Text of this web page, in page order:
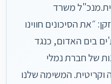
משרד
״את הסיכונים חווינו
בים האדום, כנגד
של חברת נמלי
וקריטית. המשימה שלנו